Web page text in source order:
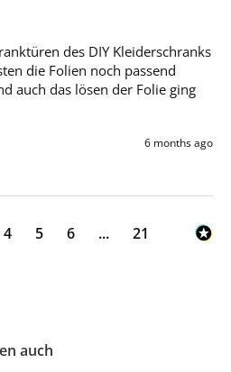
des DIY Kleiderschranks
die Folien noch passend
auch das lösen der Folie ging
6 months ago
4 5 6 ... 21
auch